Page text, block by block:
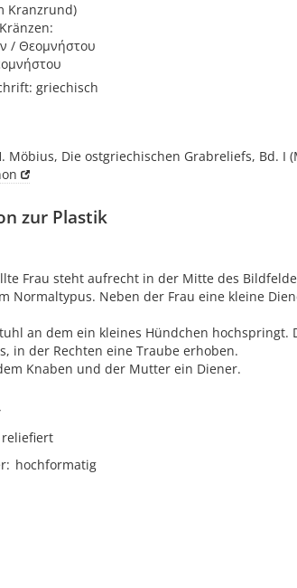
Kranzrund)
/ Θεομνήστου
griechisch
Möbius, Die ostgriechischen Grabreliefs, Bd. I
zur Plastik
Frau steht aufrecht in der Mitte des
Normaltypus. Neben der Frau eine kleine
an dem ein kleines Hündchen hochspringt.
in der Rechten eine Traube erhoben.
Knaben und der Mutter ein Diener.
reliefiert
hochformatig